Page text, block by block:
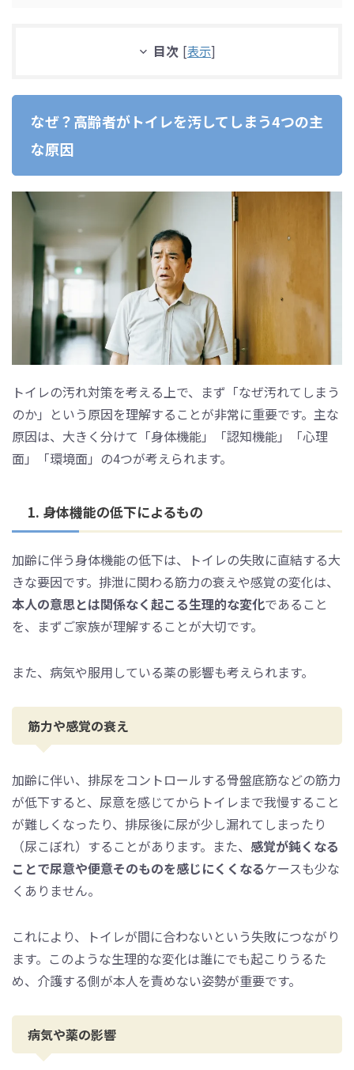
目次 [表示]
なぜ？高齢者がトイレを汚してしまう4つの主
な原因
トイレの汚れ対策を考える上で、まず「なぜ汚れてしまう
のか」という原因を理解することが非常に重要です。主な
原因は、大きく分けて「身体機能」「認知機能」「心理
面」「環境面」の4つが考えられます。
1. 身体機能の低下によるもの
加齢に伴う身体機能の低下は、トイレの失敗に直結する大
きな要因です。排泄に関わる筋力の衰えや感覚の変化は、
本人の意思とは関係なく起こる生理的な変化であること
を、まずご家族が理解することが大切です。
また、病気や服用している薬の影響も考えられます。
筋力や感覚の衰え
加齢に伴い、排尿をコントロールする骨盤底筋などの筋力
が低下すると、尿意を感じてからトイレまで我慢すること
が難しくなったり、排尿後に尿が少し漏れてしまったり
（尿こぼれ）することがあります。また、 感覚が鈍くなる
ことで尿意や便意そのものを感じにくくなるケースも少な
くありません。
これにより、トイレが間に合わないという失敗につながり
ます。このような生理的な変化は誰にでも起こりうるた
め、介護する側が本人を責めない姿勢が重要です。
病気や薬の影響